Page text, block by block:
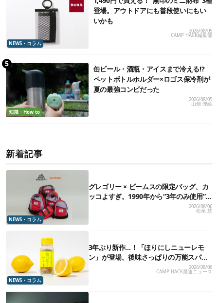
NEWS・コラム
登場。アウトドアにも普段使いにもい
いかも
2026/08/05
CAMP HACK編集部
知識・How to
缶ビール・酒瓶・アイスまで冷える!?
ペットボトルホルダー×ロゴス保冷剤が
夏の最強コンビだった
2026/08/05
山畑 理絵
新着記事
NEWS・コラム
グレゴリー × ビームスの限定バッグ、カ
ッコよすぎ。1990年から“3年のみ使用”さ
2026/08/06
松尾 慧
NEWS・コラム
3年ぶり新作…！「ほりにしニューレモ
ン」が登場。後味さっぱりの万能スパイ
2026/08/06
CAMP HACK最速ニュース